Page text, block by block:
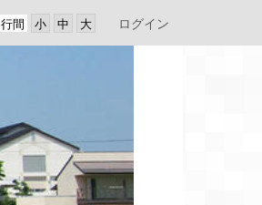
行間 ログイン